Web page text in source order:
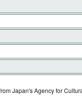
Japan's Agency for